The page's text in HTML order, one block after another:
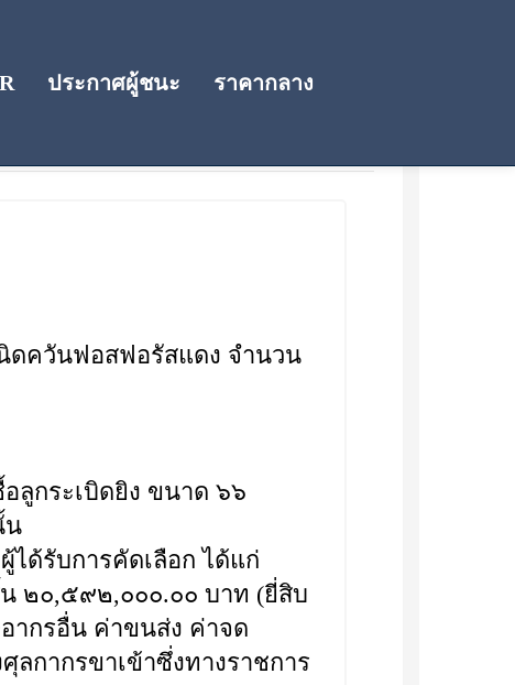
ประกาศผู้ชนะ ราคากลาง
ดควันฟอสฟอรัสแดง จำนวน
ลูกระเบิดยิง ขนาด ๖๖
น
ด้รับการคัดเลือก ได้แก่
น ๒๐,๕๙๒,๐๐๐.๐๐ บาท (ยี่สิบ
ากรอื่น ค่าขนส่ง ค่าจด
ลกากรขาเข้าซึ่งทางราชการ